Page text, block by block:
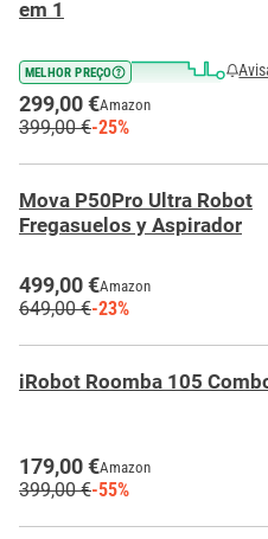
em 1
MELHOR PREÇO
299,00 €Amazon
399,00 €-25%
Mova P50Pro Ultra Robot
Fregasuelos y Aspirador
499,00 €Amazon
649,00 €-23%
iRobot Roomba 105
179,00 €Amazon
399,00 €-55%